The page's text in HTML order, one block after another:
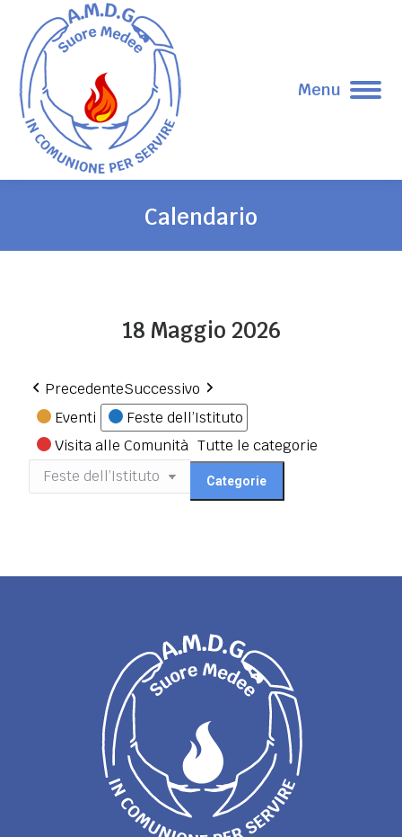
Menu
Calendario
Tu sei qui:
18 Maggio 2026
PrecedenteSuccessivo
Categorie
Eventi
Feste dell’Istituto
Visita alle Comunità Tutte le categorie
Categorie